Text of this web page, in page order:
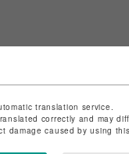
く表記はこちら
ちら
translation service.
correctly and may
caused by using